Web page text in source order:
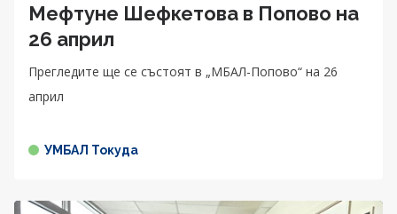
Мефтуне Шефкетова в Попово на
26 април
Прегледите ще се състоят в „МБАЛ-Попово“ на 26
април
УМБАЛ Токуда